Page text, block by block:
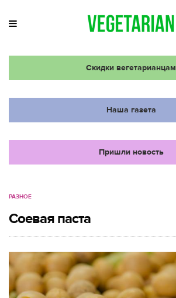
Скидки вегетарианцам
Наша газета
Пришли новость
РАЗНОЕ
Соевая паста